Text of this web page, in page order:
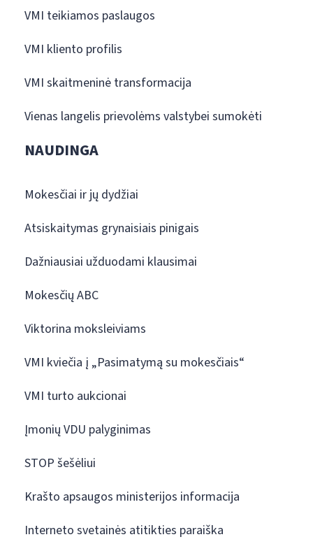
VMI teikiamos paslaugos
VMI kliento profilis
VMI skaitmeninė transformacija
Vienas langelis prievolėms valstybei sumokėti
NAUDINGA
Mokesčiai ir jų dydžiai
Atsiskaitymas grynaisiais pinigais
Dažniausiai užduodami klausimai
Mokesčių ABC
Viktorina moksleiviams
VMI kviečia į „Pasimatymą su mokesčiais“
VMI turto aukcionai
Įmonių VDU palyginimas
STOP šešėliui
Krašto apsaugos ministerijos informacija
Interneto svetainės atitikties paraiška